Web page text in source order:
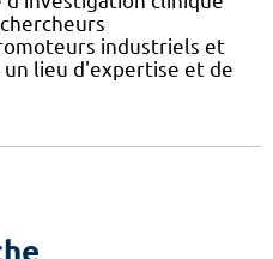
industriels et
lieu d'expertise et de